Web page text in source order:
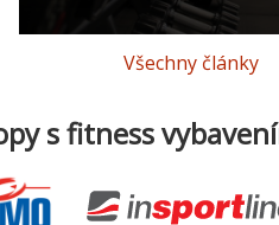
Všechny články
s fitness